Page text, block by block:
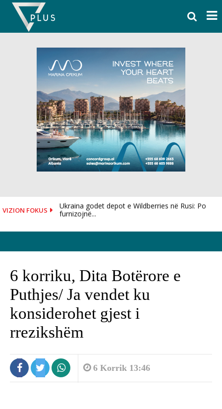
Skip
content
VIZION FOKUS
Ukraina godet depot e Wildberries në Rusi: Po
furnizojnë...
6 korriku, Dita Botërore e
Puthjes/ Ja vendet ku
konsiderohet gjest i
rrezikshëm
6 Korrik 13:46